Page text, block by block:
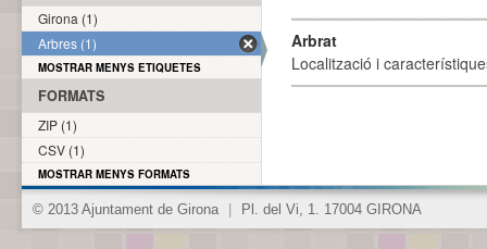
Arbrat
Localització i
Girona (1)
Arbres (1)
MOSTRAR MENYS ETIQUETES
FORMATS
ZIP (1)
CSV (1)
MOSTRAR MENYS FORMATS
© 2013 Ajuntament de Girona Pl. del Vi, 1. 17004 GIRONA